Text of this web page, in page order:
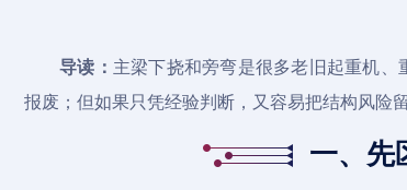
导读： 主梁下挠和旁弯是很多老旧起重机、
报废；但如果只凭经验判断，又容易把结构风险
一、先